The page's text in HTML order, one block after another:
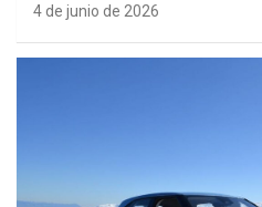
4 de junio de 2026